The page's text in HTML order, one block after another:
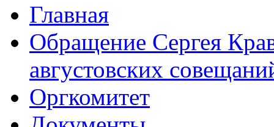
Главная
Обращение Сергея
августовских
Оргкомитет